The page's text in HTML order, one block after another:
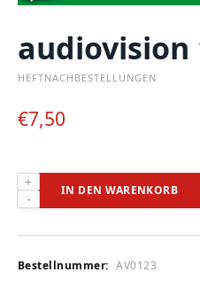
audiovision
HEFTNACHBESTELLUNGEN
€7,50
audiovision
1/2023
IN DEN WARENKORB
Bestellnummer: AV0123